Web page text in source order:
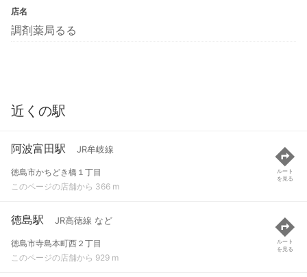
店名
調剤薬局るる
近くの駅
阿波富田駅 JR牟岐線
徳島市かちどき橋１丁目
このページの店舗から 366 m
ルート
を見る
徳島駅 JR高徳線 など
徳島市寺島本町西２丁目
このページの店舗から 929 m
ルート
を見る